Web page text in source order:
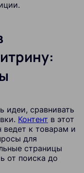
идеи, сравнивать
Контент в этот
ведет к товарам и
для
страницы
от поиска до